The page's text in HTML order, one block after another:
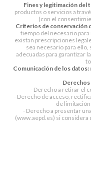
Fines y legitimación del
productos o servicios a
(con el
Criterios de conservación
tiempo del necesario
existan prescripciones
sea necesario para
adecuadas para garantizar
Comunicación de los datos:
Derechos
- Derecho a retirar el
- Derecho de acceso,
de
- Derecho a presentar
(www.aepd.es) si considera